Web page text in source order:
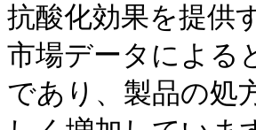
抗酸化効果を提供
市場データによる
であり、製品の処